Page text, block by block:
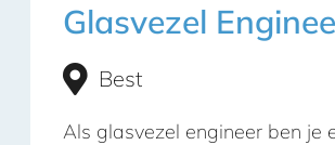
Glasvezel
Best
Als glasvezel engineer ben je